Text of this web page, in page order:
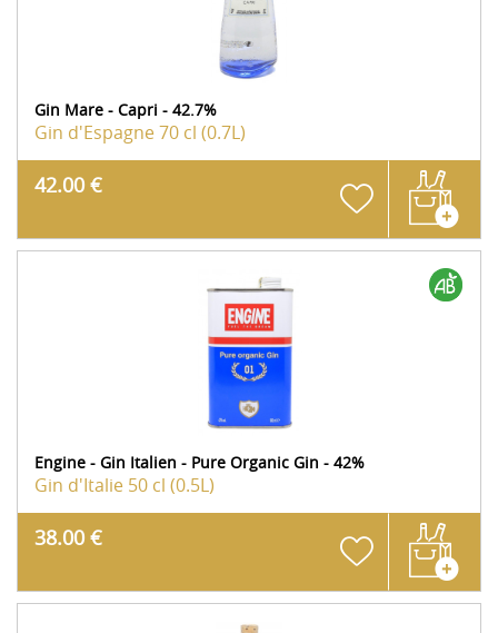
Gin Mare - Capri - 42.7%
Gin d'Espagne70 cl (0.7L)
42.00 €
Engine - Gin Italien - Pure Organic Gin - 42%
Gin d'Italie 50 cl (0.5L)
38.00 €